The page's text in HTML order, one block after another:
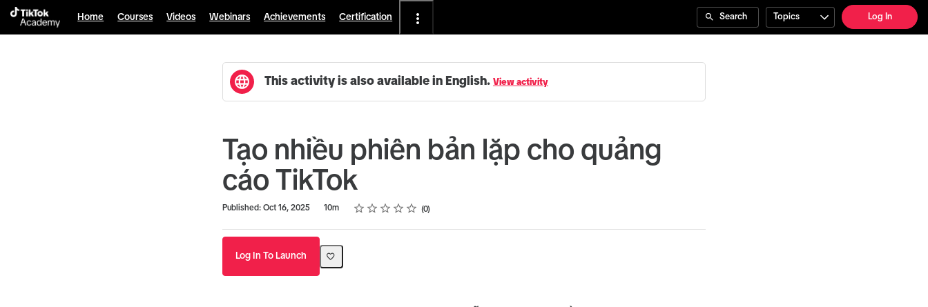
Home Courses Videos Webinars Achievements Certification Search Topics Log In
This activity is also available in English. View activity
Tạo nhiều phiên bản lặp cho quảng
cáo TikTok
Published: Oct 16, 2025 10m Rating
1 star
2 stars
3 stars
4 stars
5 stars 0
Log In To Launch